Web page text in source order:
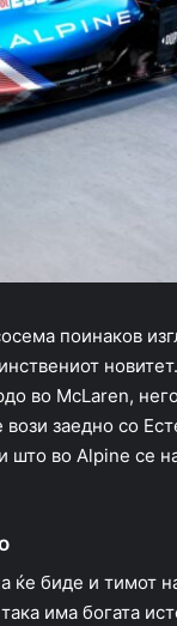
поинаков
во McLaren,
заедно со
што во Alpine се
биде и тимот
има богата